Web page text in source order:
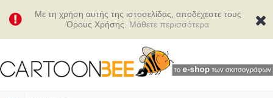
Με τη χρήση αυτής της ιστοσελίδας, αποδέχεστε τους
Όρους Χρήσης. Μάθετε περισσότερα